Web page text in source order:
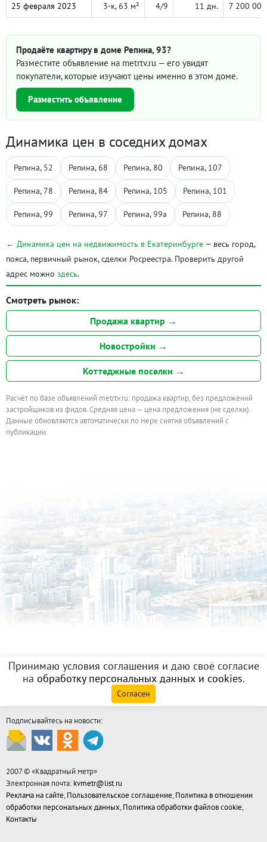
25 февраля 2023 3-к, 63 м² 4/9 11 дн. 7 200 000
Продаёте квартиру в доме Репина, 93?
Разместите объявление на metrtv.ru — его увидят
покупатели, которые изучают цены именно в этом доме.
Разместить объявление
Динамика цен в соседних домах
Репина, 52 Репина, 68 Репина, 80 Репина, 107
Репина, 78 Репина, 84 Репина, 105 Репина, 101
Репина, 99 Репина, 97 Репина, 99а Репина, 88
← Динамика цен на недвижимость в Екатеринбурге — весь город,
пояса, первичный рынок, сделки Росреестра. Проверить другой
адрес можно здесь.
Смотреть рынок:
Продажа квартир →
Новостройки →
Коттеджные поселки →
Расчёт по базе объявлений metrtv.ru: продажа квартир, без предложений
застройщиков из фидов. Средняя цена — цена предложения (не сделки).
Данные обновляются автоматически по мере снятия объявлений с
публикации.
Принимаю условия соглашения и даю своё согласие
на обработку персональных данных и cookies.
Согласен
Подписывайтесь на новости:
2007 © «Квадратный метр»
Электронная почта: kvmetr@list.ru
Реклама на сайте, Пользовательское соглашение, Политика в отношении
обработки персональных данных, Политика обработки файлов cookie,
Контакты